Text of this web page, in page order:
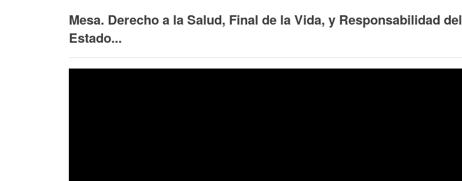
Mesa. Derecho a la Salud, Final de la Vida, y Responsabilidad del
Estado...